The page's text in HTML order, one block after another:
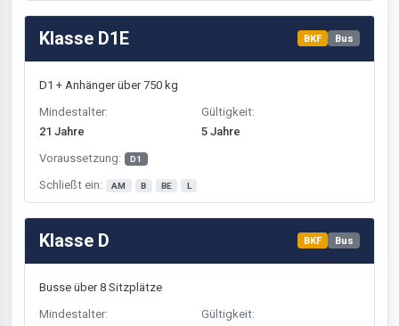
Klasse D1E BKF Bus
D1 + Anhänger über 750 kg
Mindestalter:
21 Jahre
Gültigkeit:
5 Jahre
Voraussetzung:
D1
Schließt ein: AM B BE L
Klasse D BKF Bus
Busse über 8 Sitzplätze
Mindestalter:
Gültigkeit: